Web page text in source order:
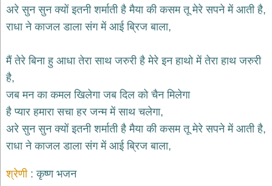
जैन
भजन
durga
bhajans
गणेश
भजन
ganesh
राम
अरे सुन सुन क्यों इतनी शर्माती है मैया की कसम तू मेरे सपने में आती है,
राधा ने काजल डाला संग में आई ब्रिज बाला,
मैं तेरे बिना हु आधा तेरा साथ जरुरी है मेरे इन हाथो में तेरा हाथ जरुरी
है,
जब मन का कमल खिलेगा जब दिल को चैन मिलेगा
है प्यार हमारा सचा हर जन्म में साथ चलेगा,
अरे सुन सुन क्यों इतनी शर्माती है मैया की कसम तू मेरे सपने में आती है,
राधा ने काजल डाला संग में आई ब्रिज बाला,
श्रेणी कृष्ण भजन